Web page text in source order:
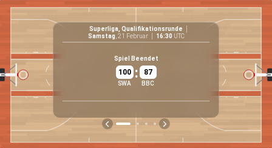
Superliga, Qualifikationsrunde
Samstag , 21 Februar 16:30 UTC
Spiel Beendet
100
SWA
: 87
BBC
72
/25
88.9%
/36
28.6%